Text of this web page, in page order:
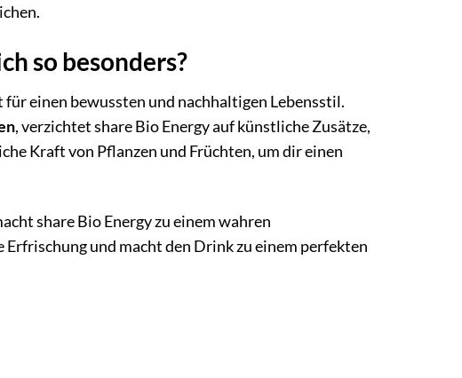
so besonders?
einen bewussten und nachhaltigen Lebensstil.
, verzichtet share Bio Energy auf künstliche Zusätze,
Kraft von Pflanzen und Früchten, um dir einen
share Bio Energy zu einem wahren
und macht den Drink zu einem perfekten